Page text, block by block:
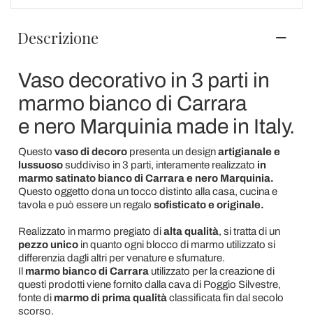
Descrizione
Vaso decorativo in 3 parti in
marmo bianco di Carrara
e nero Marquinia made in Italy.
Questo vaso di decoropresenta un designartigianale e
lussuososuddiviso in 3 parti, interamente realizzato in
marmo satinato bianco di Carrara e nero Marquinia.
Questo oggetto dona un tocco distinto alla casa, cucina e
tavola e può essere un regalo sofisticato e originale.
Realizzato in marmo pregiato dialta qualità, si tratta di un
pezzo unico in quanto ogni blocco di marmo utilizzato si
differenzia dagli altri per venature e sfumature.
Il marmo bianco di Carrarautilizzato per la creazione di
questi prodotti viene fornito dalla cava di Poggio Silvestre,
fonte di marmo di prima qualitàclassificata fin dal secolo
scorso.